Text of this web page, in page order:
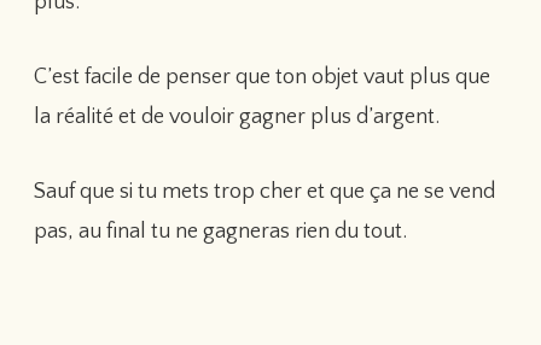
C’est facile de penser que ton objet vaut plus que
la réalité et de vouloir gagner plus d’argent.
Sauf que si tu mets trop cher et que ça ne se vend
pas, au final tu ne gagneras rien du tout.